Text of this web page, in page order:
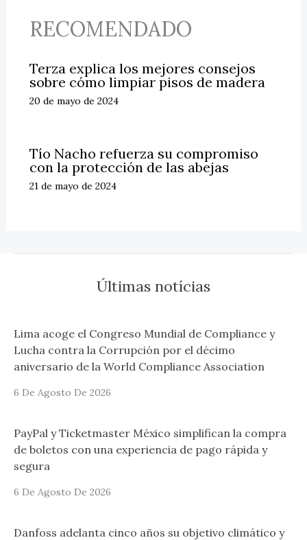
RECOMENDADO
Terza explica los mejores consejos
sobre cómo limpiar pisos de madera
20 de mayo de 2024
Tío Nacho refuerza su compromiso
con la protección de las abejas
21 de mayo de 2024
Últimas notícias
Lima acoge el Congreso Mundial de Compliance y
Lucha contra la Corrupción por el décimo
aniversario de la World Compliance Association
6 De Agosto De 2026
PayPal y Ticketmaster México simplifican la compra
de boletos con una experiencia de pago rápida y
segura
6 De Agosto De 2026
Danfoss adelanta cinco años su objetivo climático y